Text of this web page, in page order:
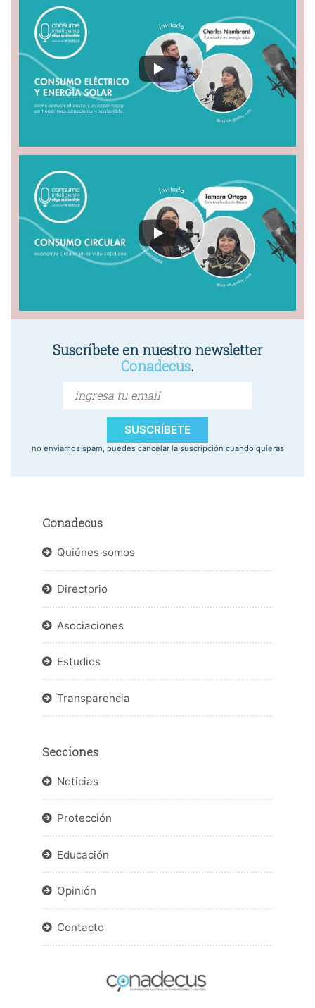
Suscríbete en nuestro newsletter
Conadecus.
SUSCRÍBETE
no enviamos spam, puedes cancelar la suscripción cuando quieras
Conadecus
Quiénes somos
Directorio
Asociaciones
Estudios
Transparencia
Secciones
Noticias
Protección
Educación
Opinión
Contacto